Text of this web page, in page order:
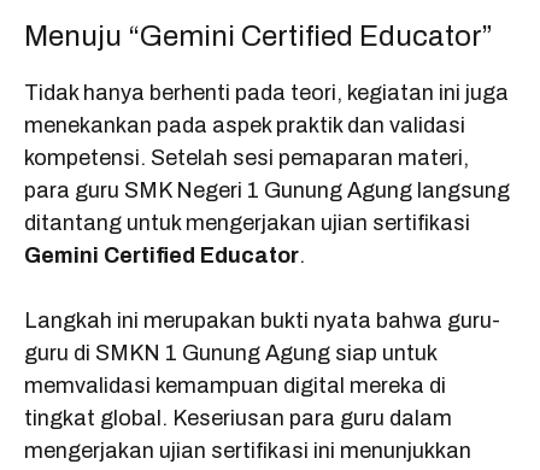
Menuju “Gemini Certified Educator”
Tidak hanya berhenti pada teori, kegiatan ini juga
menekankan pada aspek praktik dan validasi
kompetensi. Setelah sesi pemaparan materi,
para guru SMK Negeri 1 Gunung Agung langsung
ditantang untuk mengerjakan ujian sertifikasi
Gemini Certified Educator.
Langkah ini merupakan bukti nyata bahwa guru-
guru di SMKN 1 Gunung Agung siap untuk
memvalidasi kemampuan digital mereka di
tingkat global. Keseriusan para guru dalam
mengerjakan ujian sertifikasi ini menunjukkan